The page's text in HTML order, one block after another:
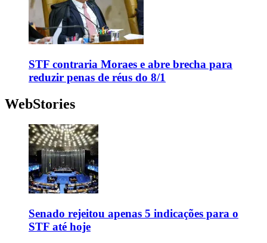
STF contraria Moraes e abre brecha para
reduzir penas de réus do 8/1
WebStories
Senado rejeitou apenas 5 indicações para o
STF até hoje